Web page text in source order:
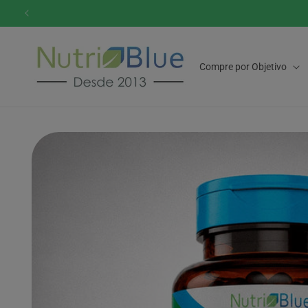
para o
conteúdo
Compre por Objetivo
as